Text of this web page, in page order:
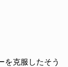
を克服したそう